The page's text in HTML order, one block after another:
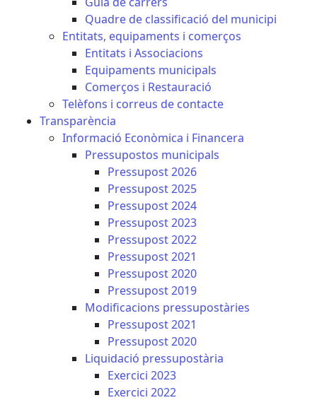
Quadre de classificació del municipi
Entitats, equipaments i comerços
Entitats i Associacions
Equipaments municipals
Comerços i Restauració
Telèfons i correus de contacte
Transparència
Informació Econòmica i Financera
Pressupostos municipals
Pressupost 2026
Pressupost 2025
Pressupost 2024
Pressupost 2023
Pressupost 2022
Pressupost 2021
Pressupost 2020
Pressupost 2019
Modificacions pressupostàries
Pressupost 2021
Pressupost 2020
Liquidació pressupostària
Exercici 2023
Exercici 2022